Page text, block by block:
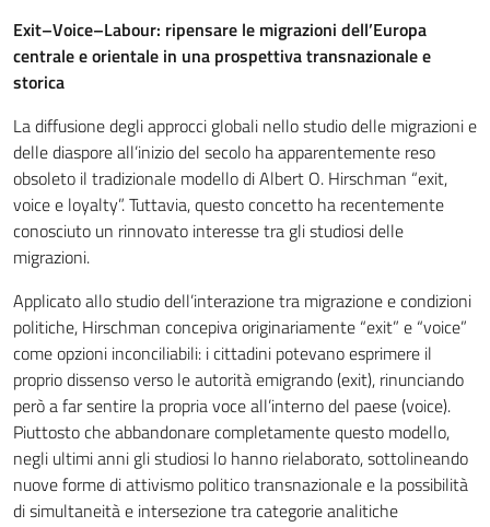
Exit–Voice–Labour: ripensare le migrazioni dell’Europa
centrale e orientale in una prospettiva transnazionale e
storica
La diffusione degli approcci globali nello studio delle migrazioni e
delle diaspore all’inizio del secolo ha apparentemente reso
obsoleto il tradizionale modello di Albert O. Hirschman “exit,
voice e loyalty”. Tuttavia, questo concetto ha recentemente
conosciuto un rinnovato interesse tra gli studiosi delle
migrazioni.
Applicato allo studio dell’interazione tra migrazione e condizioni
politiche, Hirschman concepiva originariamente “exit” e “voice”
come opzioni inconciliabili: i cittadini potevano esprimere il
proprio dissenso verso le autorità emigrando (exit), rinunciando
però a far sentire la propria voce all’interno del paese (voice).
Piuttosto che abbandonare completamente questo modello,
negli ultimi anni gli studiosi lo hanno rielaborato, sottolineando
nuove forme di attivismo politico transnazionale e la possibilità
di simultaneità e intersezione tra categorie analitiche